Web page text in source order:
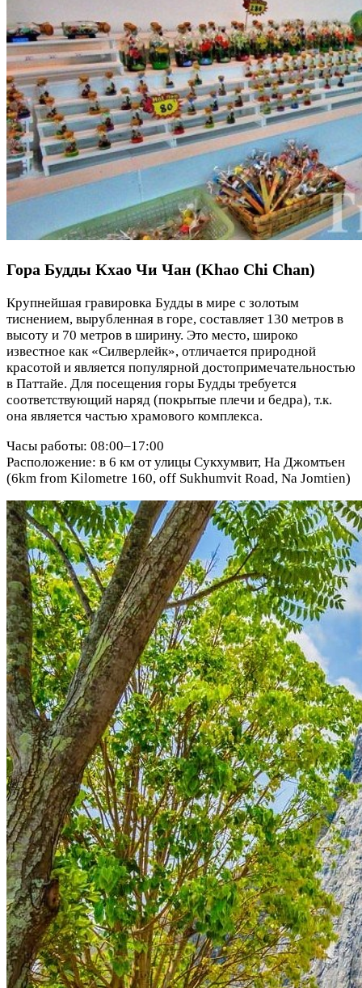
Гора Будды Кхао Чи Чан (Khao Chi Chan)
Крупнейшая гравировка Будды в мире с золотым
тиснением, вырубленная в горе, составляет 130 метров в
высоту и 70 метров в ширину. Это место, широко
известное как «Силверлейк», отличается природной
красотой и является популярной достопримечательностью
в Паттайе. Для посещения горы Будды требуется
соответствующий наряд (покрытые плечи и бедра), т.к.
она является частью храмового комплекса.
Часы работы: 08:00–17:00
Расположение: в 6 км от улицы Сукхумвит, На Джомтьен
(6km from Kilometre 160, off Sukhumvit Road, Na Jomtien)